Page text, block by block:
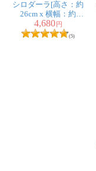
シロダーラ[高さ：約
26cm x 横幅：約
10cm 容量：約
400ml]
4,680円
(5)